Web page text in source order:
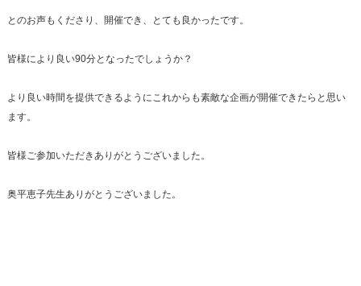
とのお声もくださり、開催でき、とても良かったです。
皆様により良い90分となったでしょうか？
より良い時間を提供できるようにこれからも素敵な企画が開催できたらと思い
ます。
皆様ご参加いただきありがとうございました。
奥平恵子先生ありがとうございました。